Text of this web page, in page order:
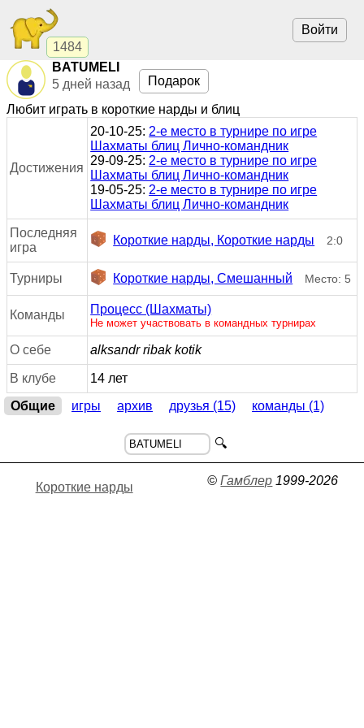
1484
Войти
BATUMELI
5 дней назад
Подарок
Любит играть в короткие нарды и блиц
Достижения
20-10-25: 2-е место в турнире по игре
Шахматы блиц Лично-командник
29-09-25: 2-е место в турнире по игре
Шахматы блиц Лично-командник
19-05-25: 2-е место в турнире по игре
Шахматы блиц Лично-командник
Последняя
игра
Короткие нарды, Короткие нарды 2:0
Турниры Короткие нарды, Смешанный Место: 5
Команды Процесс (Шахматы)
Не может участвовать в командных турнирах
О себе alksandr ribak kotik
В клубе
14 лет
Общие
игры архив друзья (15) команды (1)
🔍
Короткие нарды ©Гамблер 1999-2026